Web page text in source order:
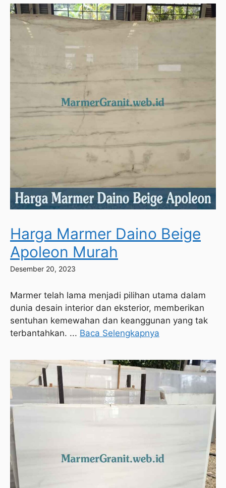
Harga Marmer Daino Beige
Apoleon Murah
Desember 20, 2023
Marmer telah lama menjadi pilihan utama dalam
dunia desain interior dan eksterior, memberikan
sentuhan kemewahan dan keanggunan yang tak
terbantahkan. ... Baca Selengkapnya